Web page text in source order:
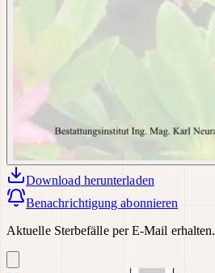
Download herunterladen
Benachrichtigung abonnieren
Aktuelle Sterbefälle per E-Mail erhalten.